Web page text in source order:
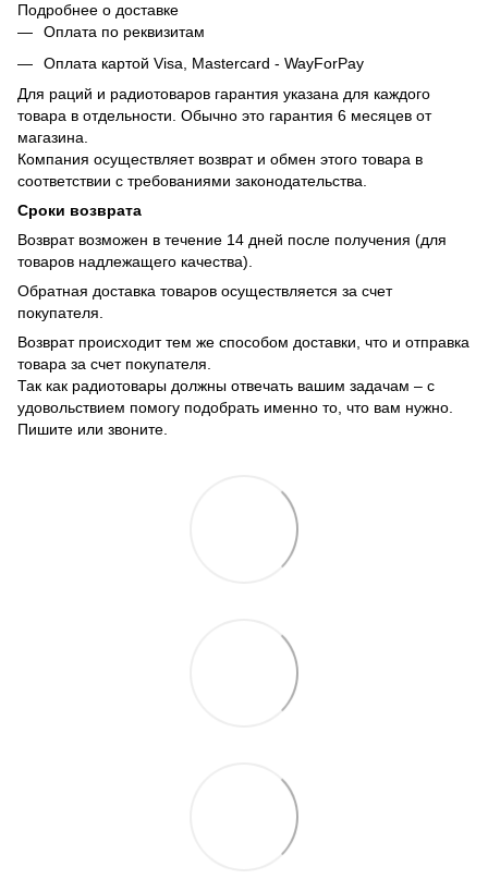
Подробнее о доставке
Оплата по реквизитам
Оплата картой Visa, Mastercard - WayForPay
Для раций и радиотоваров гарантия указана для каждого
товара в отдельности. Обычно это гарантия 6 месяцев от
магазина.
Компания осуществляет возврат и обмен этого товара в
соответствии с требованиями законодательства.
Сроки возврата
Возврат возможен в течение 14 дней после получения (для
товаров надлежащего качества).
Обратная доставка товаров осуществляется за счет
покупателя.
Возврат происходит тем же способом доставки, что и отправка
товара за счет покупателя.
Так как радиотовары должны отвечать вашим задачам – с
удовольствием помогу подобрать именно то, что вам нужно.
Пишите или звоните.